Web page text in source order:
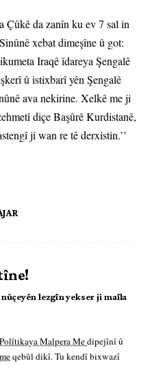
Çûkê da zanîn ku ev 7 sal in
xebat dimeşîne û got:
Iraqê îdareya Şengalê
û istixbarî yên Şengalê
ava nekirine. Xelkê me ji
diçe Başûrê Kurdistanê,
ji wan re tê derxistin.’’
lezgîn yekser ji maîla
Polîtikaya Malpera Medipejînî û
qebûl dikî. Tu kendî bixwazî